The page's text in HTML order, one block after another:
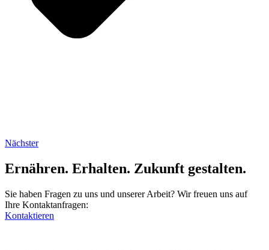
Nächster
Ernähren. Erhalten. Zukunft gestalten.
Sie haben Fragen zu uns und unserer Arbeit? Wir freuen uns auf
Ihre Kontaktanfragen:
Kontaktieren